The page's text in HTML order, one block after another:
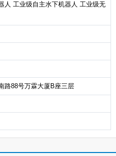
人 工业级自主水下机器人 工业级无
路88号万霖大厦B座三层